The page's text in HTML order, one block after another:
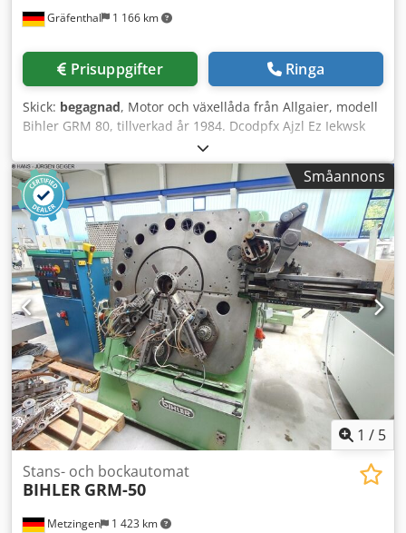
Gräfenthal 1 166 km
Prisuppgifter Ringa
Skick: begagnad, Motor och växellåda från Allgaier, modell
Bihler GRM 80, tillverkad år 1984. Dcodpfx Ajzl Ez Iekwsk
VARNING!! Detta avser endast motor och växellåda enligt
bilderna. Enligt tidigare ägare har växellådan renoverats
och har inte använts efter renoveringen.
Småannons
1 / 5
Metzingen 1 423 km
Stans- och bockautomat
BIHLER GRM-50